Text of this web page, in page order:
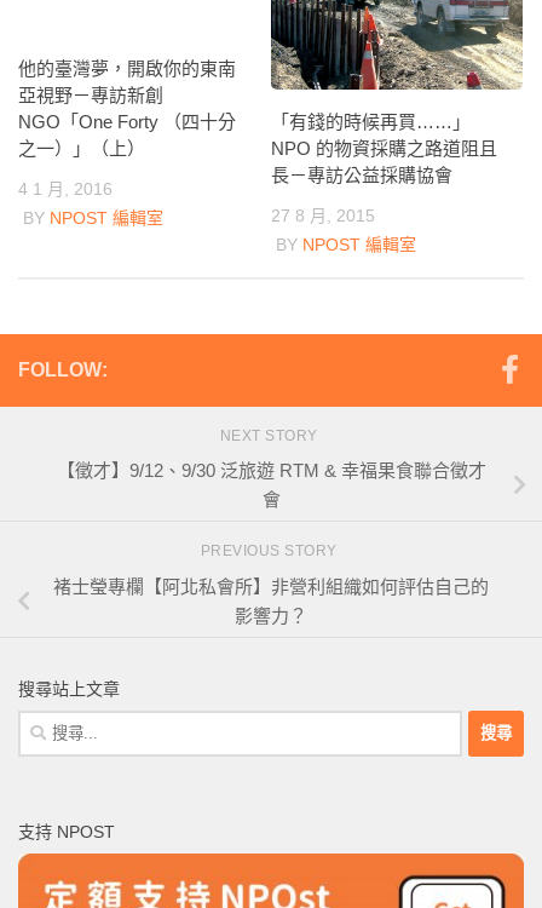
他的臺灣夢，開啟你的東南
亞視野－專訪新創
NGO「One Forty （四十分
之一）」（上）
4 1 月, 2016
BY NPOST 編輯室
「有錢的時候再買……」
NPO 的物資採購之路道阻且
長－專訪公益採購協會
27 8 月, 2015
BY NPOST 編輯室
FOLLOW:
NEXT STORY
【徵才】9/12、9/30 泛旅遊 RTM & 幸福果食聯合徵才
會
PREVIOUS STORY
褚士瑩專欄【阿北私會所】非營利組織如何評估自己的
影響力？
搜尋站上文章
搜
尋
字:
支持 NPOST